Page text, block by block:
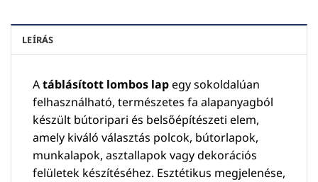
LEÍRÁS
Atáblásított lombos lapegy sokoldalúan
felhasználható, természetes fa alapanyagból
készült bútoripari és belsőépítészeti elem,
amely kiváló választás polcok, bútorlapok,
munkalapok, asztallapok vagy dekorációs
felületek készítéséhez. Esztétikus megjelenése,